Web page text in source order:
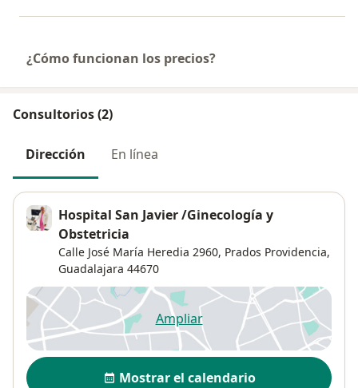
¿Cómo funcionan los precios?
Consultorios (2)
Dirección En línea
Hospital San Javier /Ginecología y
Obstetricia
Calle José María Heredia 2960, Prados Providencia,
Guadalajara 44670
Ampliarse abre en una nueva
Disponibilidad
Mostrar el calendario